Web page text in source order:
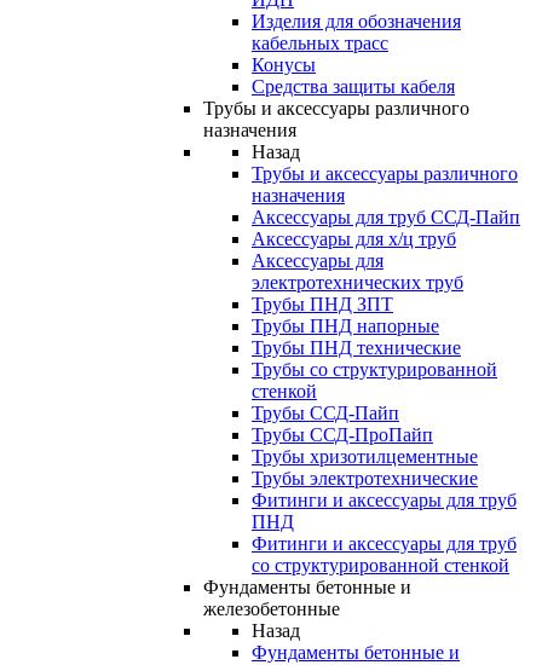
Изделия для обозначения
кабельных трасс
Конусы
Средства защиты кабеля
Трубы и аксессуары различного
назначения
Назад
Трубы и аксессуары различного
назначения
Аксессуары для труб ССД-Пайп
Аксессуары для х/ц труб
Аксессуары для
электротехнических труб
Трубы ПНД ЗПТ
Трубы ПНД напорные
Трубы ПНД технические
Трубы со структурированной
стенкой
Трубы ССД-Пайп
Трубы ССД-ПроПайп
Трубы хризотилцементные
Трубы электротехнические
Фитинги и аксессуары для труб
ПНД
Фитинги и аксессуары для труб
со структурированной стенкой
Фундаменты бетонные и
железобетонные
Назад
Фундаменты бетонные и